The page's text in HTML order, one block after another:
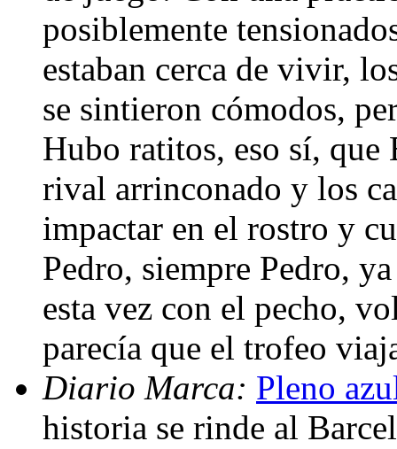
posiblemente
estaban cerca de vivir,
se sintieron cómodos,
Hubo ratitos, eso sí, que
rival arrinconado y los
impactar en el rostro y
Pedro, siempre Pedro,
esta vez con el pecho,
parecía que el trofeo
Diario Marca: Pleno
historia se rinde al